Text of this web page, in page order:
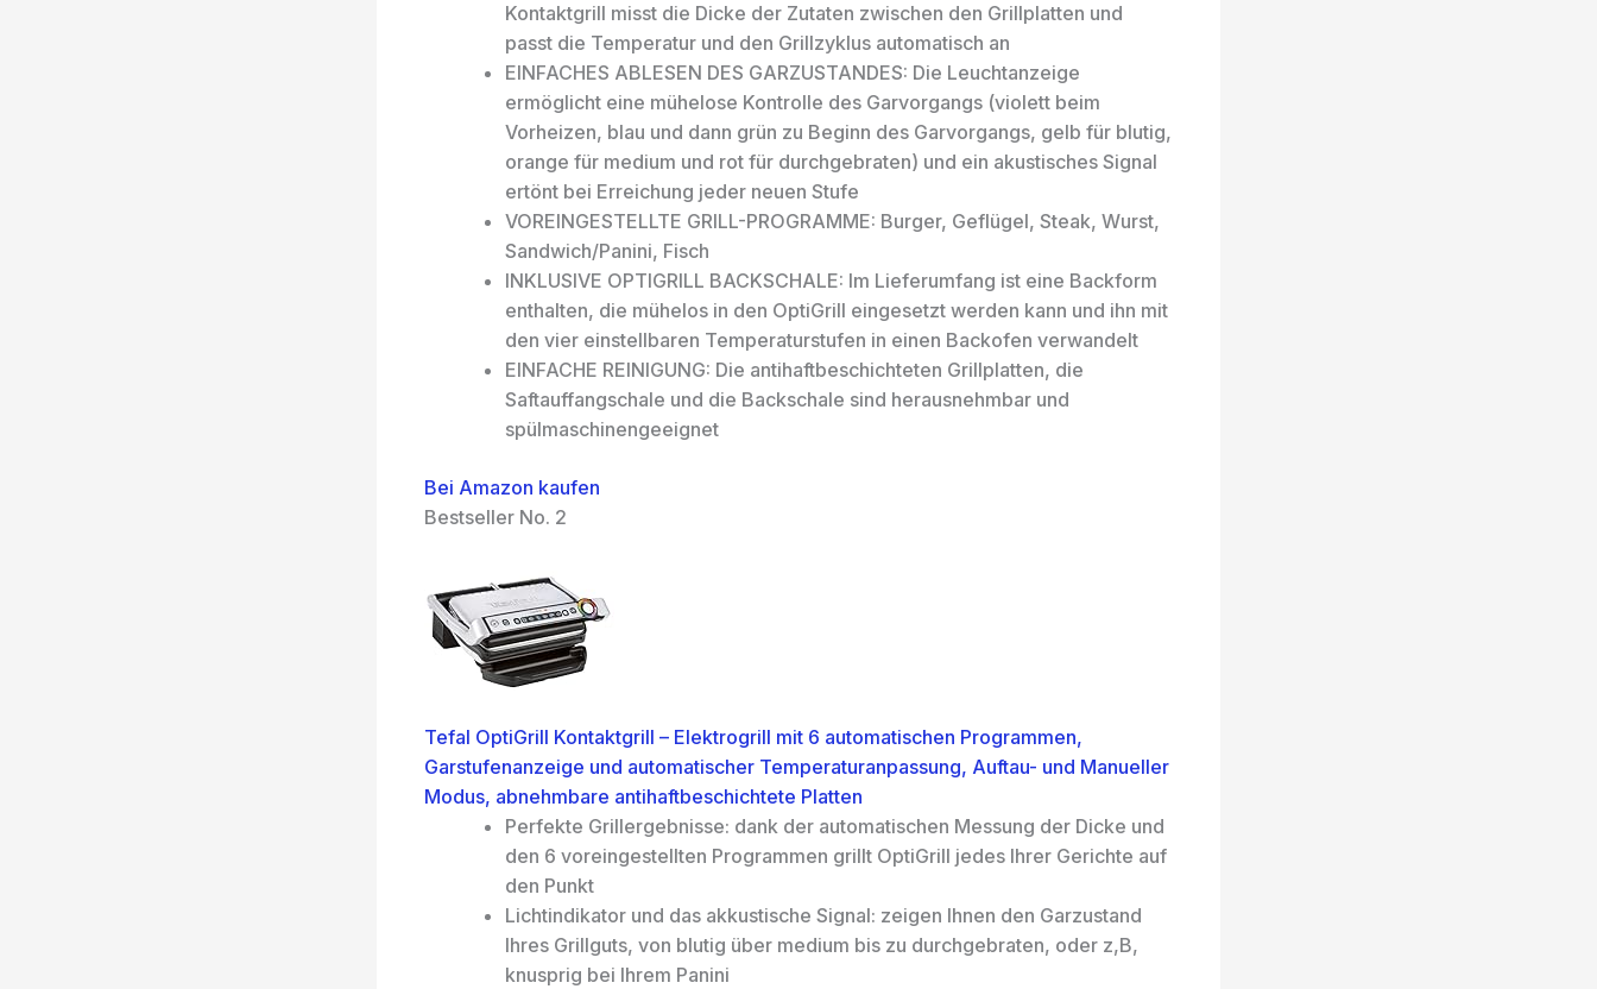
Kontaktgrill misst die Dicke der Zutaten zwischen den Grillplatten und
passt die Temperatur und den Grillzyklus automatisch an
EINFACHES ABLESEN DES GARZUSTANDES: Die Leuchtanzeige
ermöglicht eine mühelose Kontrolle des Garvorgangs (violett beim
Vorheizen, blau und dann grün zu Beginn des Garvorgangs, gelb für blutig,
orange für medium und rot für durchgebraten) und ein akustisches Signal
ertönt bei Erreichung jeder neuen Stufe
VOREINGESTELLTE GRILL-PROGRAMME: Burger, Geflügel, Steak, Wurst,
Sandwich/Panini, Fisch
INKLUSIVE OPTIGRILL BACKSCHALE: Im Lieferumfang ist eine Backform
enthalten, die mühelos in den OptiGrill eingesetzt werden kann und ihn mit
den vier einstellbaren Temperaturstufen in einen Backofen verwandelt
EINFACHE REINIGUNG: Die antihaftbeschichteten Grillplatten, die
Saftauffangschale und die Backschale sind herausnehmbar und
spülmaschinengeeignet
Bei Amazon kaufen
Bestseller No. 2
Tefal OptiGrill Kontaktgrill – Elektrogrill mit 6 automatischen Programmen,
Garstufenanzeige und automatischer Temperaturanpassung, Auftau- und Manueller
Modus, abnehmbare antihaftbeschichtete Platten
Perfekte Grillergebnisse: dank der automatischen Messung der Dicke und
den 6 voreingestellten Programmen grillt OptiGrill jedes Ihrer Gerichte auf
den Punkt
Lichtindikator und das akkustische Signal: zeigen Ihnen den Garzustand
Ihres Grillguts, von blutig über medium bis zu durchgebraten, oder z,B,
knusprig bei Ihrem Panini